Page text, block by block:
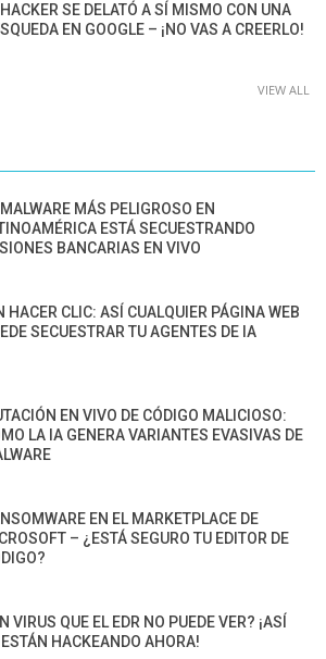
HACKER SE DELATÓ A SÍ MISMO CON UNA
EN GOOGLE – ¡NO VAS A CREERLO!
VIEW ALL
MALWARE MÁS PELIGROSO EN
ESTÁ SECUESTRANDO
BANCARIAS EN VIVO
HACER CLIC: ASÍ CUALQUIER PÁGINA WEB
SECUESTRAR TU AGENTES DE IA
EN VIVO DE CÓDIGO MALICIOSO:
LA IA GENERA VARIANTES EVASIVAS DE
EN EL MARKETPLACE DE
– ¿ESTÁ SEGURO TU EDITOR DE
VIRUS QUE EL EDR NO PUEDE VER? ¡ASÍ
HACKEANDO AHORA!